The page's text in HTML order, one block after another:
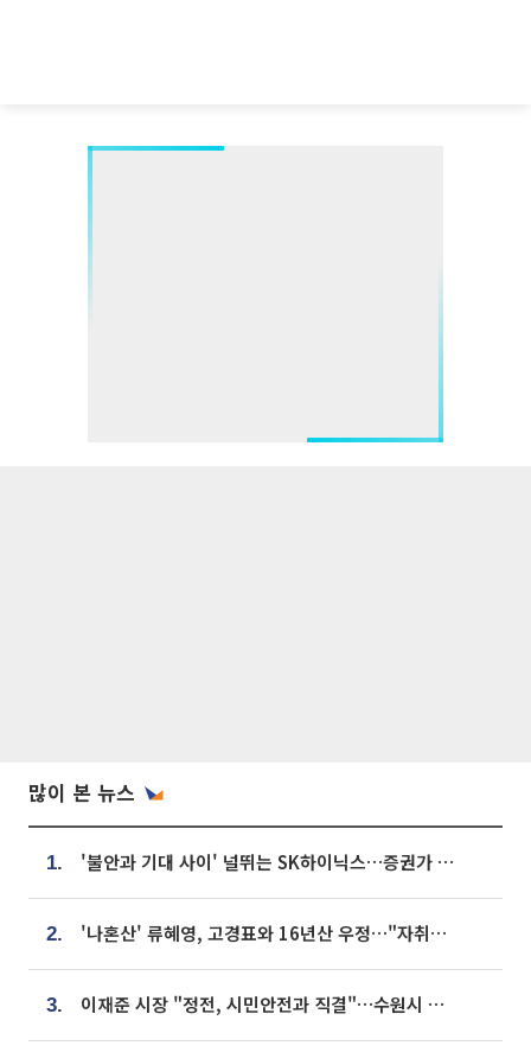
많이 본 뉴스
1. '불안과 기대 사이' 널뛰는 SK하이닉스…증권가 "HBM4·LTA 기반 펀터멘털 견고"
2. '나혼산' 류혜영, 고경표와 16년산 우정…"자취방서 부모님과 마주쳐"
3. 이재준 시장 "정전, 시민안전과 직결"…수원시 비상대응체계 가동